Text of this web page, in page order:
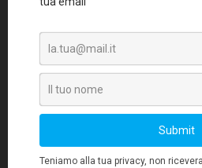
specifiche,
innumerevoli e illustri
ogni euro investito in
ritorno economico nel
lungo periodo".